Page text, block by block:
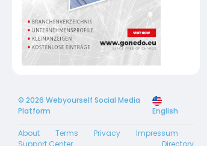
© 2026 Webyourself Social Media
Platform
English
About Terms Privacy
Impressum
Support Center
Directory